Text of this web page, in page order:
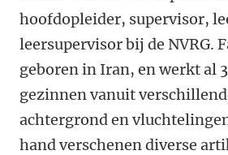
hoofdopleider, supervisor,
leersupervisor bij de NVRG.
geboren in Iran, en werkt al
gezinnen vanuit
achtergrond en
hand verschenen diverse